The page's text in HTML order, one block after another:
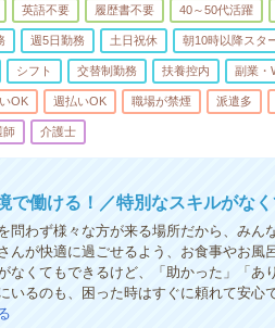
英語不要 履歴書不要 40～50代活躍
週5日勤務 土日祝休 朝10時以降スタ
シフト 交替制勤務 扶養控内 副業・
OK 週払いOK 職場が禁煙 派遣多
師 介護士
で働ける！／特別なスキルがな
問わず様々な方が来る場所だから、みん
んが快適に過ごせるよう、お食事やお風
なくてもできるけど、「助かった」「あ
いるのも、困った時はすぐに頼れて安